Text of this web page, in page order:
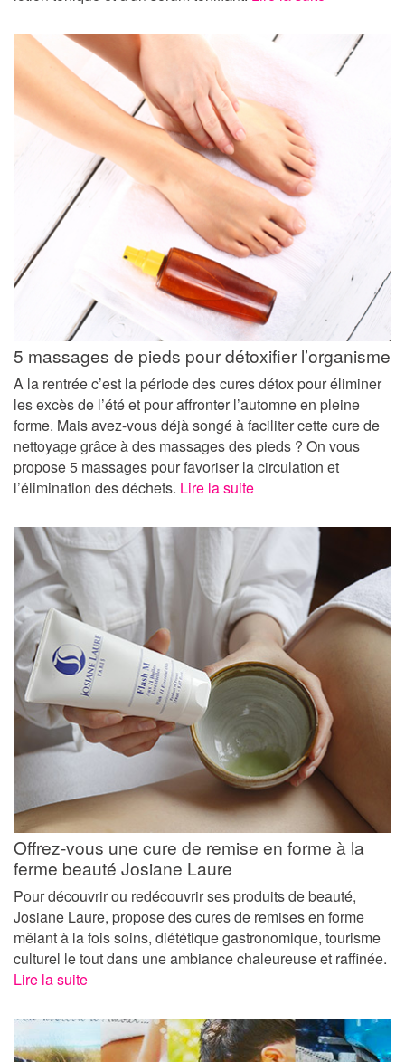
5 massages de pieds pour détoxifier l’organisme
A la rentrée c’est la période des cures détox pour éliminer
les excès de l’été et pour affronter l’automne en pleine
forme. Mais avez-vous déjà songé à faciliter cette cure de
nettoyage grâce à des massages des pieds ? On vous
propose 5 massages pour favoriser la circulation et
l’élimination des déchets. Lire la suite
Offrez-vous une cure de remise en forme à la
ferme beauté Josiane Laure
Pour découvrir ou redécouvrir ses produits de beauté,
Josiane Laure, propose des cures de remises en forme
mêlant à la fois soins, diététique gastronomique, tourisme
culturel le tout dans une ambiance chaleureuse et raffinée.
Lire la suite